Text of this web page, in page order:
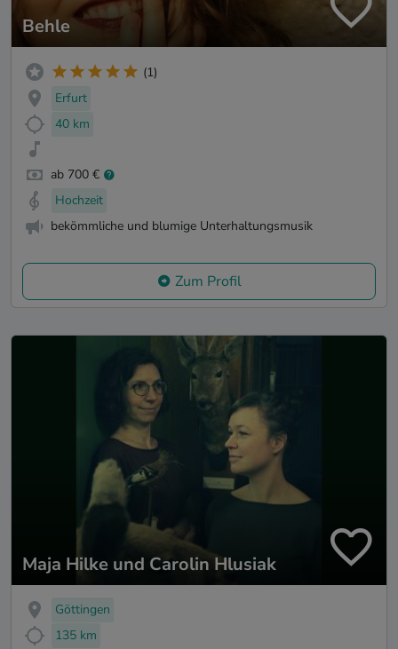
Behle
(1)
Erfurt
40 km
ab 700 €
Hochzeit
bekömmliche und blumige Unterhaltungsmusik
Zum Profil
Maja Hilke und Carolin Hlusiak
Göttingen
135 km